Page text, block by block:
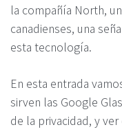
la compañía North,
canadienses, una
esta tecnología.
En esta entrada
sirven las Google
de la privacidad, y